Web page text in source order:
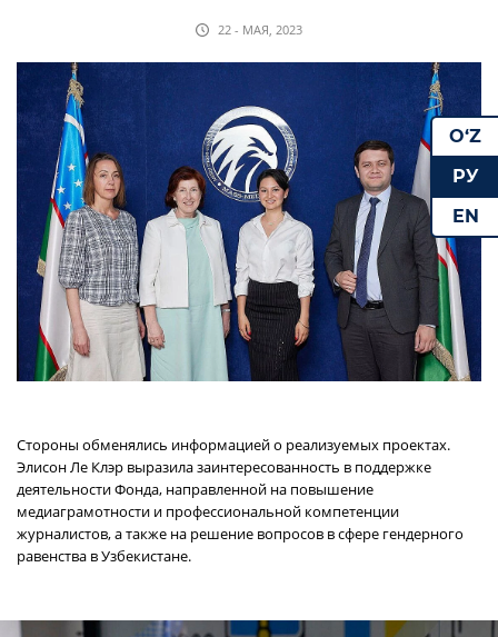
22 - МАЯ, 2023
Стороны обменялись информацией о реализуемых проектах.
Элисон Ле Клэр выразила заинтересованность в поддержке
деятельности Фонда, направленной на повышение
медиаграмотности и профессиональной компетенции
журналистов, а также на решение вопросов в сфере гендерного
равенства в Узбекистане.
O‘Z
РУ
EN